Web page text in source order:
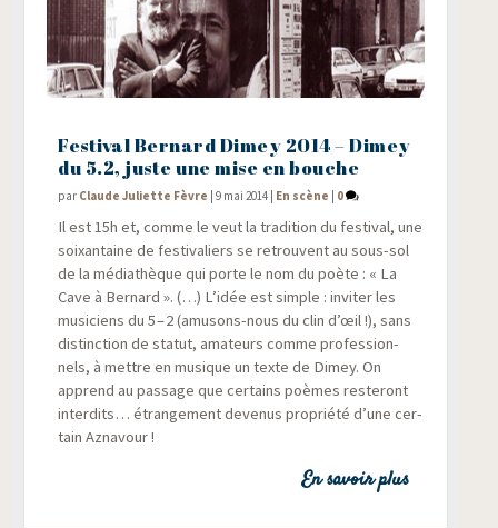
Festival Bernard Dimey 2014 – Dimey
du 5.2, juste une mise en bouche
par Claude Juliette Fèvre |9 mai 2014 En scène 0
Il est 15h et, comme le veut la tra­di­tion du fes­ti­val, une
soixan­taine de fes­ti­va­liers se retrouvent au sous-sol
de la média­thèque qui porte le nom du poète : « La
Cave à Ber­nard ». (…) L’idée est simple : invi­ter les
musi­ciens du 5 – 2 (amu­sons-nous du clin d’œil !), sans
dis­tinc­tion de sta­tut, ama­teurs comme pro­fes­sion­
nels, à mettre en musique un texte de Dimey. On
apprend au pas­sage que cer­tains poèmes res­te­ront
inter­dits… étran­ge­ment deve­nus pro­prié­té d’une cer­
tain Aznavour !
En savoir plus